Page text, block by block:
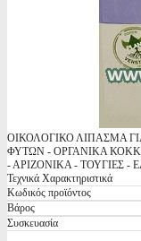
ΟΙΚΟΛΟΓΙΚΟ ΛΙΠΑΣΜΑ
ΦΥΤΩΝ - ΟΡΓΑΝΙΚΑ
- ΑΡΙΖΟΝΙΚΑ - ΤΟΥΓΙΕΣ
Τεχνικά Χαρακτηριστικά
Κωδικός προϊόντος
Βάρος
Συσκευασία